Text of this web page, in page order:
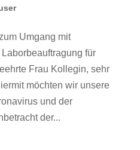
Umgang mit
für
Frau Kollegin, sehr
möchten wir unsere
und der
der...